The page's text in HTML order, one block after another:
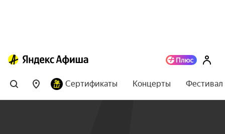
Сертификаты Концерты